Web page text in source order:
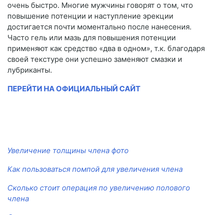
очень быстро. Многие мужчины говорят о том, что
повышение потенции и наступление эрекции
достигается почти моментально после нанесения.
Часто гель или мазь для повышения потенции
применяют как средство «два в одном», т.к. благодаря
своей текстуре они успешно заменяют смазки и
лубриканты.
ПЕРЕЙТИ НА ОФИЦИАЛЬНЫЙ САЙТ
Увеличение толщины члена фото
Как пользоваться помпой для увеличения члена
Сколько стоит операция по увеличению полового
члена